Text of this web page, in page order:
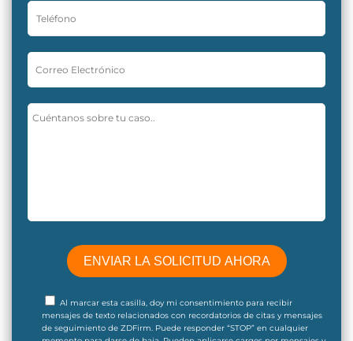
Al marcar esta casilla, doy mi consentimiento para recibir
mensajes de texto relacionados con recordatorios de citas y mensajes
de seguimiento de ZDFirm. Puede responder “STOP” en cualquier